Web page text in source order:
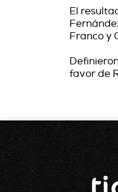
El
Franco y
favor de